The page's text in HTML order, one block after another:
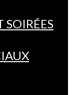
SOIRÉES